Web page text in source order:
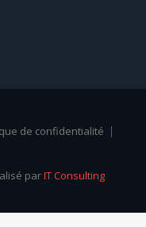
de confidentialité
parIT Consulting